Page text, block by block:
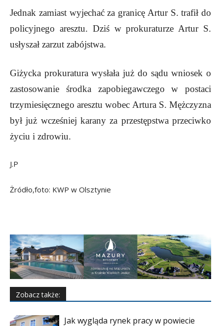
Jednak zamiast wyjechać za granicę Artur S. trafił do
policyjnego aresztu. Dziś w prokuraturze Artur S.
usłyszał zarzut zabójstwa.
Giżycka prokuratura wysłała już do sądu wniosek o
zastosowanie środka zapobiegawczego w postaci
trzymiesięcznego aresztu wobec Artura S. Mężczyzna
był już wcześniej karany za przestępstwa przeciwko
życiu i zdrowiu.
J.P
Żródło,foto: KWP w Olsztynie
Zobacz także:
Jak wygląda rynek pracy w powiecie